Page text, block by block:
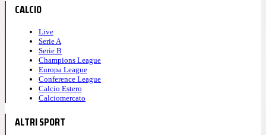
CALCIO
Live
Serie A
Serie B
Champions League
Europa League
Conference League
Calcio Estero
Calciomercato
ALTRI SPORT